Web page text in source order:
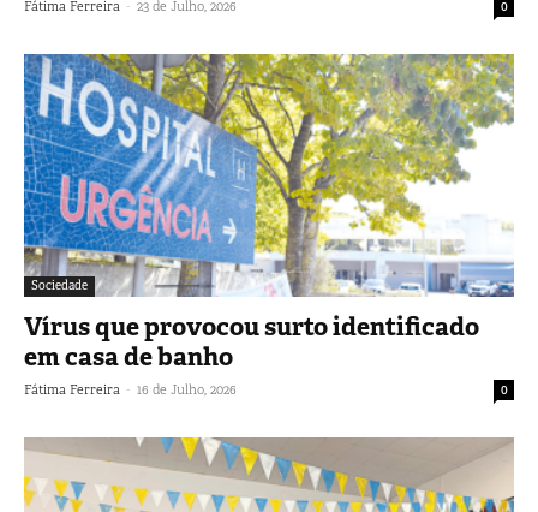
Fátima Ferreira - 23 de Julho, 2026 0
Sociedade
Vírus que provocou surto identificado
em casa de banho
Fátima Ferreira - 16 de Julho, 2026 0